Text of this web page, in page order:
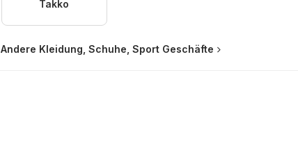
Takko
Andere Kleidung, Schuhe, Sport Geschäfte